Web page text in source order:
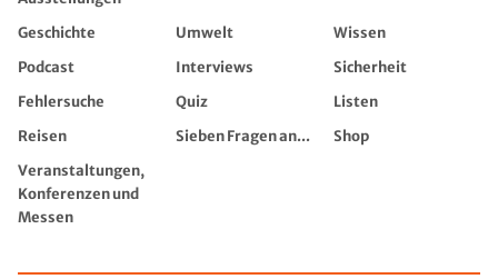
Geschichte Umwelt
Wissen
Podcast
Interviews
Sicherheit
Fehlersuche
Quiz
Listen
Reisen
Sieben Fragen an...
Shop
Veranstaltungen,
Konferenzen und
Messen